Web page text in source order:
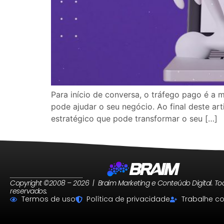
Para início de conversa, o tráfego pago é a
pode ajudar o seu negócio. Ao final deste
estratégico que pode transformar o seu […]
Copyright ©2008 – 2026 | Braim Marketing e Conteúdo Digital.
reservados.
Termos de uso
Política de privacidade Trabalhe